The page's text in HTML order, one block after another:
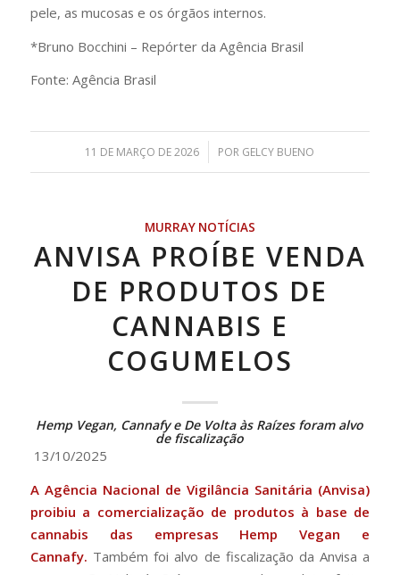
pele, as mucosas e os órgãos internos.
*Bruno Bocchini – Repórter da Agência Brasil
Fonte: Agência Brasil
11 DE MARÇO DE 2026
/ POR GELCY BUENO
MURRAY NOTÍCIAS
ANVISA PROÍBE VENDA
DE PRODUTOS DE
CANNABIS E
COGUMELOS
Hemp Vegan, Cannafy e De Volta às Raízes foram alvo
de fiscalização
13/10/2025
A Agência Nacional de Vigilância Sanitária (Anvisa)
proibiu a comercialização de produtos à base de
cannabis das empresas Hemp Vegan e
Cannafy. Também foi alvo de fiscalização da Anvisa a